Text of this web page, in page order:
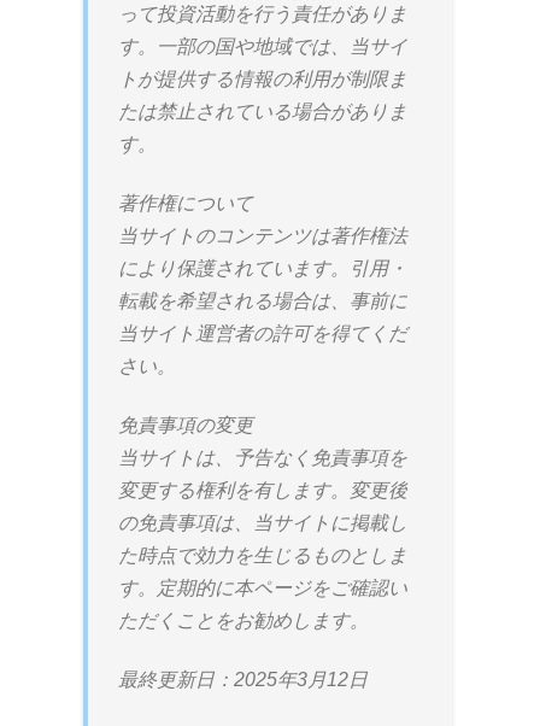
って投資活動を行う責任がありま
す。一部の国や地域では、当サイ
トが提供する情報の利用が制限ま
たは禁止されている場合がありま
す。
著作権について
当サイトのコンテンツは著作権法
により保護されています。引用・
転載を希望される場合は、事前に
当サイト運営者の許可を得てくだ
さい。
免責事項の変更
当サイトは、予告なく免責事項を
変更する権利を有します。変更後
の免責事項は、当サイトに掲載し
た時点で効力を生じるものとしま
す。定期的に本ページをご確認い
ただくことをお勧めします。
最終更新日：2025年3月12日